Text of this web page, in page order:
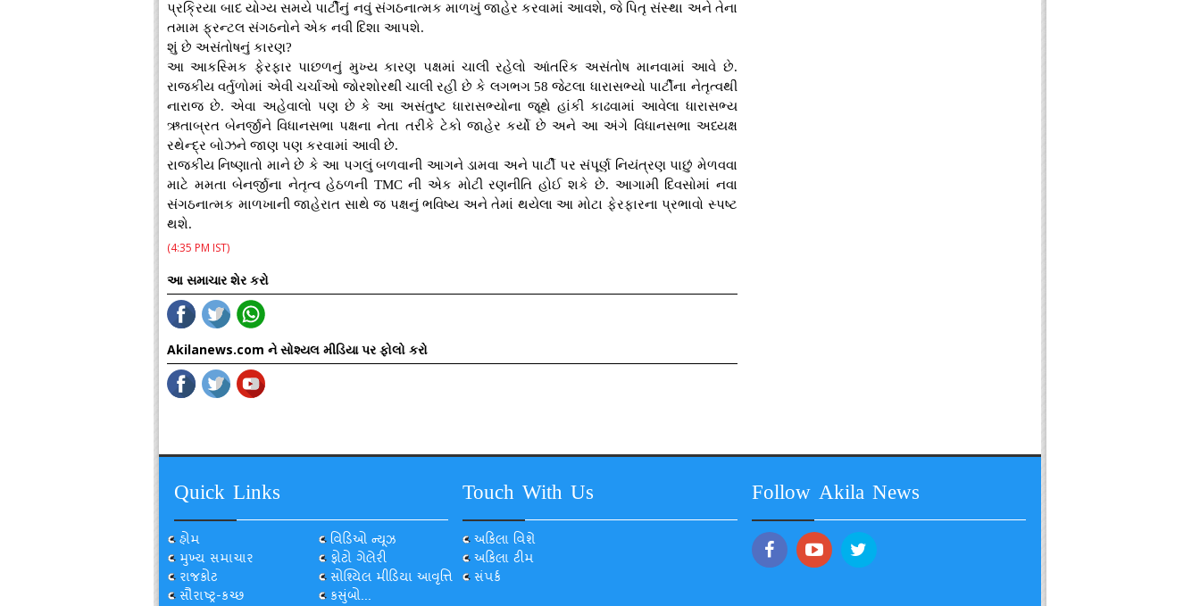
પ્રક્રિયા બાદ યોગ્ય સમયે પાર્ટીનું નવું સંગઠનાત્મક માળખું જાહેર કરવામાં આવશે, જે પિતૃ સંસ્થા અને તેના
તમામ ફ્રન્ટલ સંગઠનોને એક નવી દિશા આપશે.
શું છે અસંતોષનું કારણ?
આ આકસ્મિક ફેરફાર પાછળનું મુખ્ય કારણ પક્ષમાં ચાલી રહેલો આંતરિક અસંતોષ માનવામાં આવે છે.
રાજકીય વર્તુળોમાં એવી ચર્ચાઓ જોરશોરથી ચાલી રહી છે કે લગભગ 58 જેટલા ધારાસભ્યો પાર્ટીના નેતૃત્વથી
નારાજ છે. એવા અહેવાલો પણ છે કે આ અસંતુષ્ટ ધારાસભ્યોના જૂથે હાંકી કાઢવામાં આવેલા ધારાસભ્ય
ઋતાબ્રત બેનર્જીને વિધાનસભા પક્ષના નેતા તરીકે ટેકો જાહેર કર્યો છે અને આ અંગે વિધાનસભા અધ્યક્ષ
રથેન્દ્ર બોઝને જાણ પણ કરવામાં આવી છે.
રાજકીય નિષ્ણાતો માને છે કે આ પગલું બળવાની આગને ડામવા અને પાર્ટી પર સંપૂર્ણ નિયંત્રણ પાછું મેળવવા
માટે મમતા બેનર્જીના નેતૃત્વ હેઠળની TMC ની એક મોટી રણનીતિ હોઈ શકે છે. આગામી દિવસોમાં નવા
સંગઠનાત્મક માળખાની જાહેરાત સાથે જ પક્ષનું ભવિષ્ય અને તેમાં થયેલા આ મોટા ફેરફારના પ્રભાવો સ્પષ્ટ
થશે.
(4:35 PM IST)
આ સમાચાર શેર કરો
Akilanews.com ને સોશ્યલ મીડિયા પર ફોલો કરો
Quick Links
હોમ
મુખ્ય સમાચાર
રાજકોટ
સૌરાષ્ટ્ર-કચ્છ
વિડિઓ ન્યૂઝ
ફોટો ગેલેરી
સોશ્યિલ મીડિયા આવૃત્તિ
કસુંબો...
Touch With Us
અકિલા વિશે
અકિલા ટીમ
સંપર્ક
Follow Akila News